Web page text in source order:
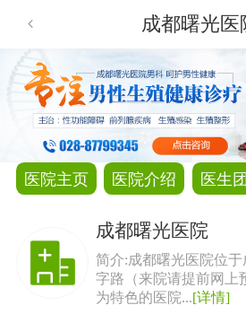
成都曙光医
医院主页 医院介绍 医生
成都曙光医院
简介:成都曙光医院位于
字路（来院请提前网上
为特色的医院...[详情]